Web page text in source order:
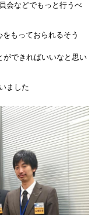
会などでもっと行うべ
もっておられるそう
ができればいいなと思い
ました